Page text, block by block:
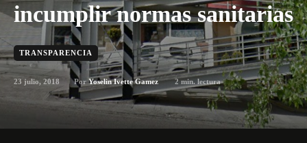
incumplir normas sanitarias
TRANSPARENCIA
23 julio, 2018 Por Yoselin Ivette Gamez 2 min. lectura